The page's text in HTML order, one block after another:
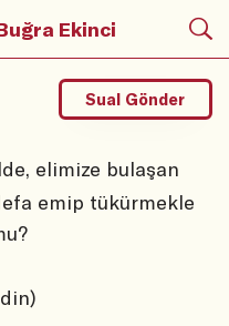
Ekinci
elimize bulaşan
emip tükürmekle
Sual Gönder